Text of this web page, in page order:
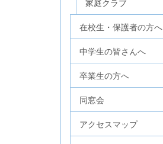
家庭クラブ
在校生・保護者の方へ
中学生の皆さんへ
卒業生の方へ
同窓会
アクセスマップ